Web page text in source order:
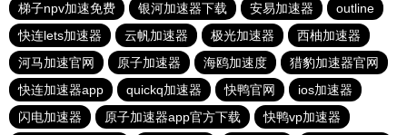
梯子npv加速免费
银河加速器下载 安易加速器
outline
快连lets加速器
云帆加速器 极光加速器
西柚加速器
河马加速官网
原子加速器 海鸥加速度
猎豹加速器官网
快连加速器app
quickq加速器 快鸭官网
ios加速器
闪电加速器
原子加速器app官方下载 快鸭vp加速器